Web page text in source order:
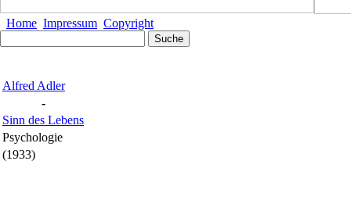
Home Impressum Copyright
Alfred Adler
-
Sinn des Lebens
Psychologie
(1933)